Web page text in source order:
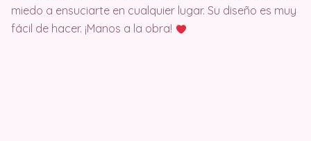
miedo a ensuciarte en cualquier lugar. Su diseño es muy
fácil de hacer. ¡Manos a la obra!